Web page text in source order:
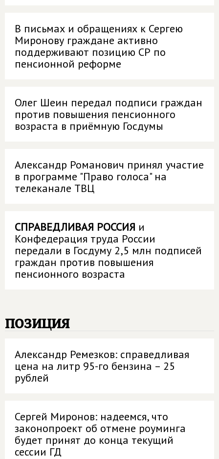
В письмах и обращениях к Сергею
Миронову граждане активно
поддерживают позицию СР по
пенсионной реформе
Олег Шеин передал подписи граждан
против повышения пенсионного
возраста в приёмную Госдумы
Александр Романович принял участие
в программе "Право голоса" на
телеканале ТВЦ
СПРАВЕДЛИВАЯ РОССИЯ и
Конфедерация труда России
передали в Госдуму 2,5 млн подписей
граждан против повышения
пенсионного возраста
позиция
Александр Ремезков: справедливая
цена на литр 95-го бензина – 25
рублей
Сергей Миронов: надеемся, что
законопроект об отмене роуминга
будет принят до конца текущий
сессии ГД